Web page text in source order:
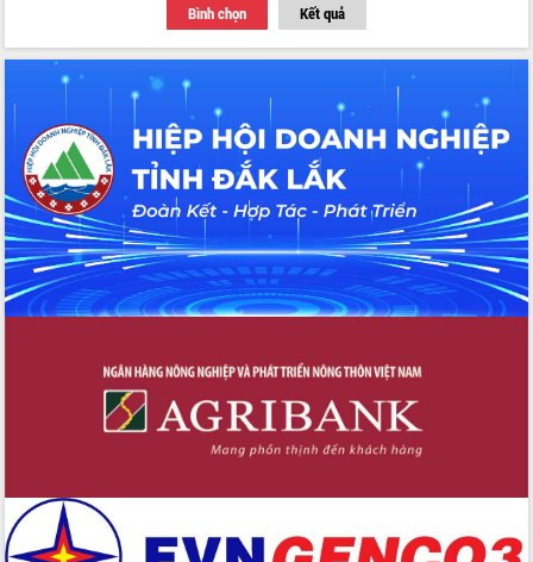
Bình chọn Kết quả